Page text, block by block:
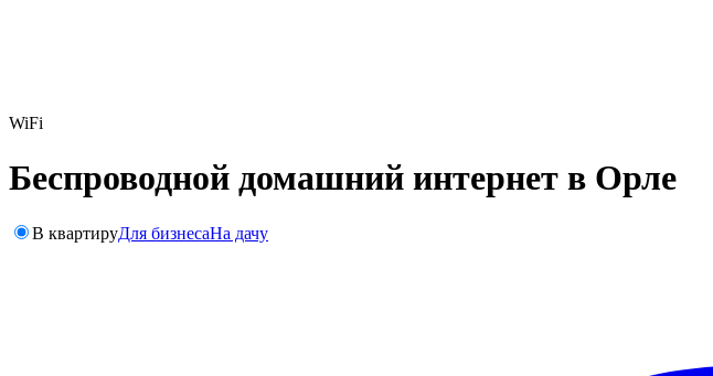
WiFi
Беспроводной домашний интернет в Орле
В квартируДля бизнесаНа дачу